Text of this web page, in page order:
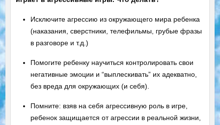
Исключите агрессию из окружающего мира ребенка
(наказания, сверстники, телефильмы, грубые фразы
в разговоре и т.д.)
Помогите ребенку научиться контролировать свои
негативные эмоции и “выплескивать” их адекватно,
без вреда для окружающих (и себя).
Помните: взяв на себя агрессивную роль в игре,
ребенок защищается от агрессии в реальной жизни,